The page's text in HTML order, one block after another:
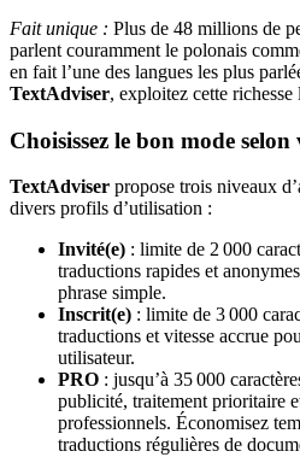
Fait unique : Plus de 48 millions de
parlent couramment le polonais
en fait l’une des langues les plus
TextAdviser, exploitez cette
Choisissez le bon mode selon
TextAdviser propose trois niveaux
divers profils d’utilisation :
Invité(e) : limite de 2 000
traductions rapides et
phrase simple.
Inscrit(e) : limite de 3 000
traductions et vitesse accrue
utilisateur.
PRO : jusqu’à 35 000
publicité, traitement prioritaire
professionnels. Économisez
traductions régulières de